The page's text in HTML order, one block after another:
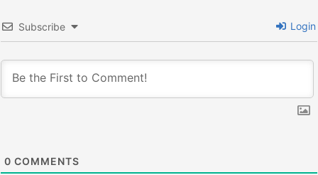
Subscribe Login
0 COMMENTS